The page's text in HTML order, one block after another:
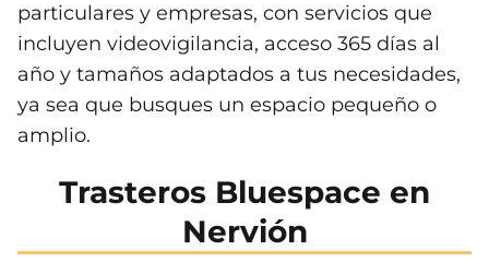
particulares y empresas, con servicios que
incluyen videovigilancia, acceso 365 días al
año y tamaños adaptados a tus necesidades,
ya sea que busques un espacio pequeño o
amplio.
Trasteros Bluespace en
Nervión